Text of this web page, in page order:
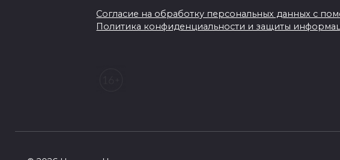
Согласие на обработку персональных данных с
Политика конфиденциальности и защиты